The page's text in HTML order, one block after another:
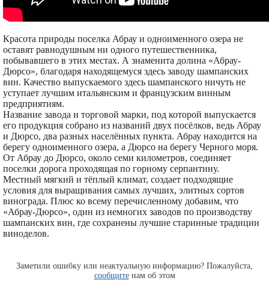
Красота природы поселка Абрау и одноименного озера не
оставят равнодушным ни одного путешественника,
побывавшего в этих местах. А знаменита долина «Абрау-
Дюрсо», благодаря находящемуся здесь заводу шампанских
вин. Качество выпускаемого здесь шампанского ничуть не
уступает лучшим итальянским и французским винным
предприятиям.
Название завода и торговой марки, под которой выпускается
его продукция собрано из названий двух посёлков, ведь Абрау
и Дюрсо, два разных населённых пункта. Абрау находится на
берегу одноименного озера, а Дюрсо на берегу Черного моря.
От Абрау до Дюрсо, около семи километров, соединяет
поселки дорога проходящая по горному серпантину.
Местный мягкий и тёплый климат, создает подходящие
условия для выращивания самых лучших, элитных сортов
винограда. Плюс ко всему перечисленному добавим, что
«Абрау-Дюрсо», один из немногих заводов по производству
шампанских вин, где сохранены лучшие старинные традиции
виноделов.
Заметили ошибку или неактуальную информацию? Пожалуйста,
сообщитенам об этом